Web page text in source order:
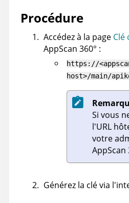
Procédure
Accédez à la page Clé
AppScan 360° :
https://
host>/main/
Si vous
l'URL
votre
AppScan
Générez la clé via